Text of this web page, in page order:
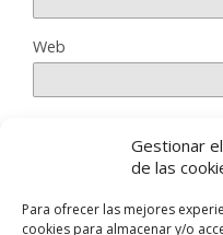
Gestionar
de las
Para ofrecer las mejores
cookies para almacenar y/o
Web
Guarda mi nombre,
navegador para la